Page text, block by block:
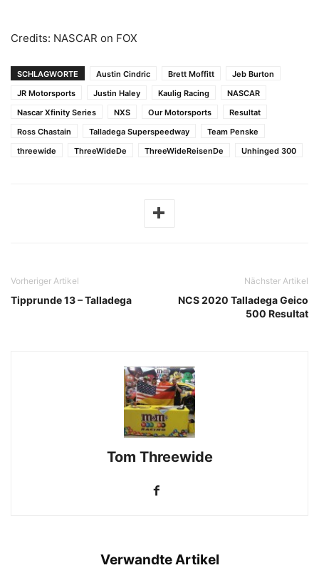
Credits: NASCAR on FOX
SCHLAGWORTE Austin Cindric Brett Moffitt
Jeb Burton
JR Motorsports
Justin Haley Kaulig Racing
NASCAR
Nascar Xfinity Series
NXS Our Motorsports
Resultat
Ross Chastain
Talladega Superspeedway
Team Penske
threewide
ThreeWideDe ThreeWideReisenDe Unhinged 300
Vorheriger Artikel
Tipprunde 13 – Talladega
Nächster Artikel
NCS 2020 Talladega Geico
500 Resultat
Tom Threewide
Verwandte Artikel